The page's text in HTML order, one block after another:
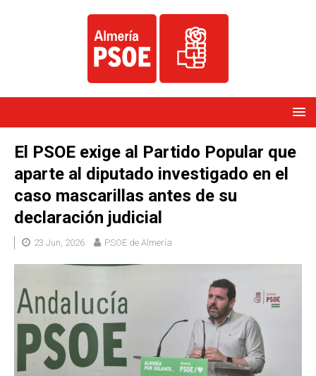
El PSOE exige al Partido Popular que
aparte al diputado investigado en el
caso mascarillas antes de su
declaración judicial
23 Jun, 2026 PSOE de Almería